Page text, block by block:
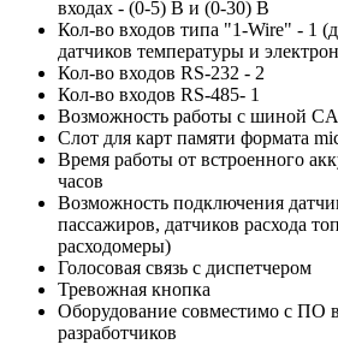
входах - (0-5) В и (0-30) В
Кол-во входов типа "1-Wire" - 1
датчиков температуры и
Кол-во входов RS-232 - 2
Кол-во входов RS-485- 1
Возможность работы с шиной
Слот для карт памяти формата
Время работы от встроенного
часов
Возможность подключения
пассажиров, датчиков расхода
расходомеры)
Голосовая связь с диспетчером
Тревожная кнопка
Оборудование совместимо с ПО
разработчиков